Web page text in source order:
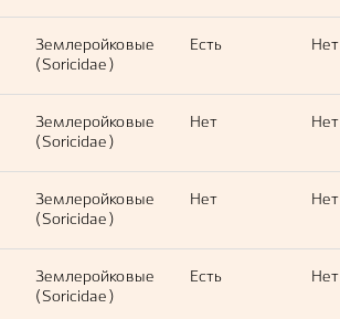
Землеройковые
(Soricidae)
Есть Нет
Землеройковые
(Soricidae)
Нет Нет
Землеройковые
(Soricidae)
Нет Нет
Землеройковые
(Soricidae)
Есть Нет